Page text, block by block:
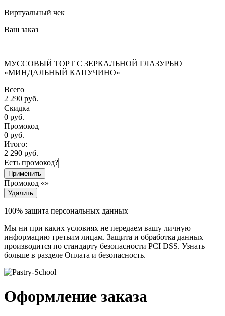
Виртуальный чек
Ваш заказ
МУССОВЫЙ ТОРТ С ЗЕРКАЛЬНОЙ ГЛАЗУРЬЮ
«МИНДАЛЬНЫЙ КАПУЧИНО»
Всего
2 290 руб.
Скидка
0 руб.
Промокод
0 руб.
Итого:
2 290 руб.
Есть промокод?
Применить
Промокод «»
Удалить
100% защита персональных данных
Мы ни при каких условиях не передаем вашу личную
информацию третьим лицам. Защита и обработка данных
производится по стандарту безопасности PCI DSS. Узнать
больше в разделе Оплата и безопасность.
Оформление заказа